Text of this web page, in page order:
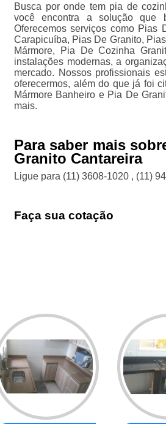
Busca por onde tem pia de
você encontra a solução que
Oferecemos serviços como Pias
Carapicuíba, Pias De Granito,
Mármore, Pia De Cozinha
instalações modernas, a
mercado. Nossos profissionais
oferecermos, além do que já foi
Mármore Banheiro e Pia De
mais.
Para saber mais
Granito Cantareira
Ligue para (11) 3608-1020 , (11)
Faça sua cotação